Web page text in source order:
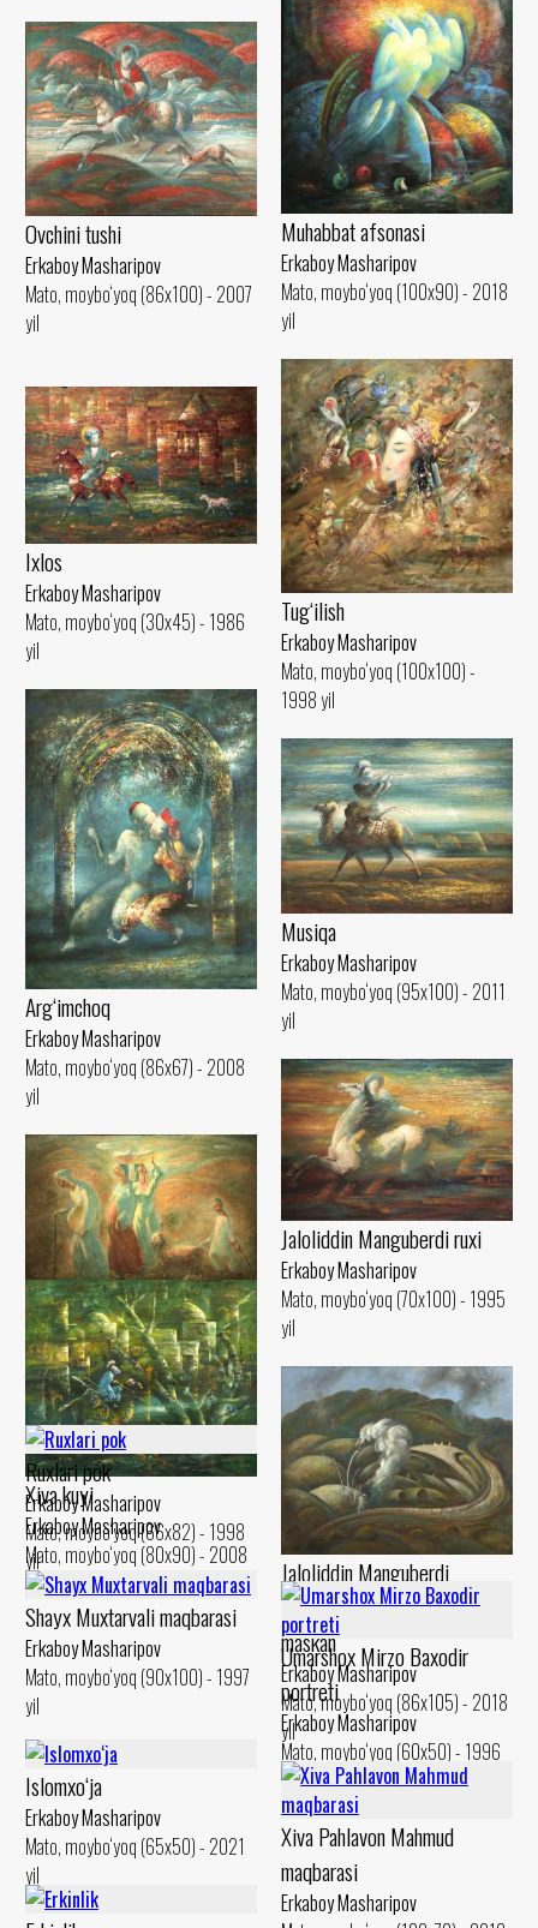
Muhabbat afsonasi
Erkaboy Masharipov
Mato, moybo‘yoq (100x90) - 2018
yil
Ovchini tushi
Erkaboy Masharipov
Mato, moybo‘yoq (86x100) - 2007
yil
Tug‘ilish
Erkaboy Masharipov
Mato, moybo‘yoq (100x100) -
1998 yil
Ixlos
Erkaboy Masharipov
Mato, moybo‘yoq (30x45) - 1986
yil
Arg‘imchoq
Erkaboy Masharipov
Mato, moybo‘yoq (86x67) - 2008
yil
Musiqa
Erkaboy Masharipov
Mato, moybo‘yoq (95x100) - 2011
yil
Jaloliddin Manguberdi ruxi
Erkaboy Masharipov
Mato, moybo‘yoq (70x100) - 1995
yil
Umidvor yo‘l
Erkaboy Masharipov
Mato, moybo‘yoq (91x130) - 1991
yil
Xiva kuyi
Erkaboy Masharipov
Mato, moybo‘yoq (80x90) - 2008
yil
Jaloliddin Manguberdi
askarlari ruxlari yetgan
maskan
Erkaboy Masharipov
Mato, moybo‘yoq (86x105) - 2018
yil
Ruxlari pok
Erkaboy Masharipov
Mato, moybo‘yoq (66x82) - 1998
yil
Shayx Muxtarvali maqbarasi
Erkaboy Masharipov
Mato, moybo‘yoq (90x100) - 1997
yil
Umarshox Mirzo Baxodir
portreti
Erkaboy Masharipov
Mato, moybo‘yoq (60x50) - 1996
yil
Islomxo‘ja
Erkaboy Masharipov
Mato, moybo‘yoq (65x50) - 2021
yil
Xiva Pahlavon Mahmud
maqbarasi
Erkaboy Masharipov